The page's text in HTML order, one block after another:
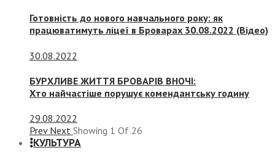
Готовність до нового навчального року: як
працюватимуть ліцеї в Броварах 30.08.2022 (Відео)
30.08.2022
БУРХЛИВЕ ЖИТТЯ БРОВАРІВ ВНОЧІ:
Хто найчастіше порушує комендантську годину
29.08.2022
Prev Next Showing 1 Of 26
КУЛЬТУРА